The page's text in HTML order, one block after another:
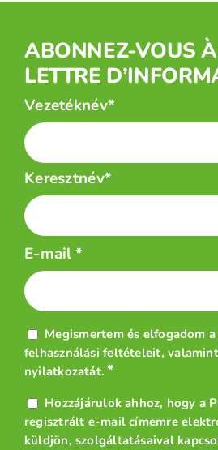
ABONNEZ-VOUS
LETTRE
Név
*
Vezetéknév*
Keresztnév*
E-mail *
Adatvédelem
*
Megismertem és elfogadom
felhasználási feltételeit,
nyilatkozatát. *
Hírlevél
*
Hozzájárulok ahhoz, hogy a
regisztrált e-mail címemre
küldjön, szolgáltatásaival